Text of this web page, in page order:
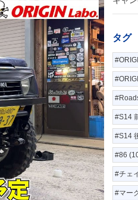
タグ
#S14
#S14
#86
#チェ
#マー